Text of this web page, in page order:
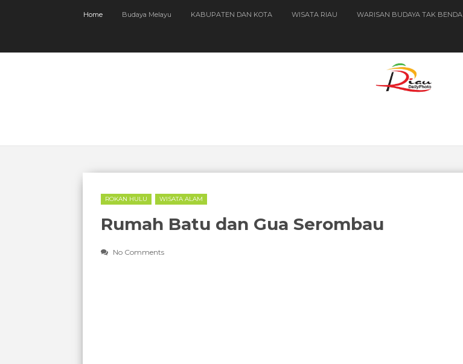
Home Budaya Melayu KABUPATEN DAN KOTA WISATA RIAU WARISAN BUDAYA TAK BENDA
ROKAN HULU WISATA ALAM
Rumah Batu dan Gua Serombau
No Comments